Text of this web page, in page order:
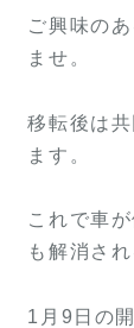
ご興味の
ませ。
移転後は
ます。
これで車
も解消さ
1月9日の